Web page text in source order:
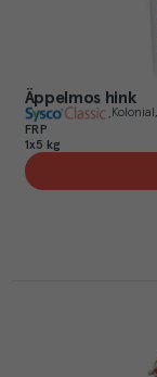
Äppelmos hink
Kolonial
FRP
1x5 kg